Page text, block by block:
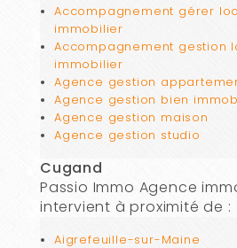
Accompagnement gérer
immobilier
Accompagnement gestion
immobilier
Agence gestion
Agence gestion bien
Agence gestion maison
Agence gestion studio
Cugand
Passio Immo Agence
intervient à proximité de :
Aigrefeuille-sur-Maine